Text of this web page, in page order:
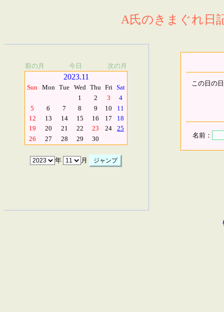
A氏のきまぐれ日
前の月 今日 次の月
2023.11
Sun Mon Tue Wed Thu Fri Sat
1
2 3
4
5
6 7 8 9 10
11
12
13 14 15 16 17
18
19
20 21 22 23 24
25
26
27 28 29 30
年 月
この日の
名前：